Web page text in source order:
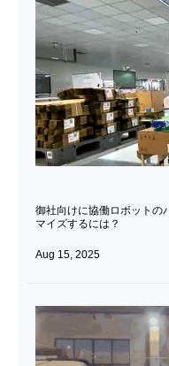
御社向けに協働ロボットの
マイズするには？
Aug 15, 2025